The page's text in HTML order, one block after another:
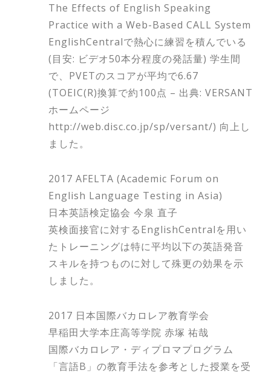
The Effects of English Speaking
Practice with a Web-Based CALL System
EnglishCentralで熱心に練習を積んでいる
(目安: ビデオ50本分程度の発話量) 学生間
で、PVETのスコアが平均で6.67
(TOEIC(R)換算で約100点 – 出典: VERSANT
ホームページ
http://web.disc.co.jp/sp/versant/) 向上し
ました。
2017 AFELTA (Academic Forum on
English Language Testing in Asia)
日本英語検定協会 今泉 直子
英検面接官に対するEnglishCentralを用い
たトレーニングは特に平均以下の英語発音
スキルを持つものに対して殊更の効果を示
しました。
2017 日本国際バカロレア教育学会
早稲田大学本庄高等学院 赤塚 祐哉
国際バカロレア・ディプロマプログラム
「言語B」の教育手法を参考とした授業を受